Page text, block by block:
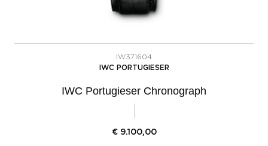
IW371604
IWC PORTUGIESER
IWC Portugieser Chronograph
€ 9.100,00